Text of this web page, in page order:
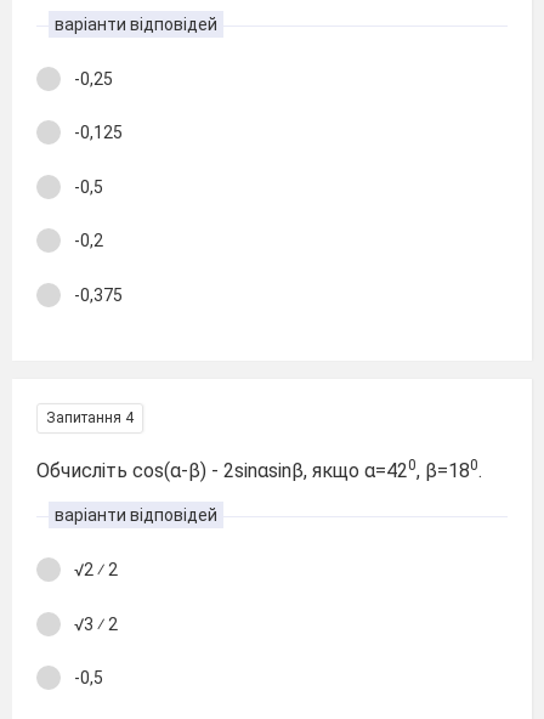
варіанти відповідей
-0,25
-0,125
-0,5
-0,2
-0,375
Запитання 4
Обчисліть cos(α-β) - 2sinαsinβ, якщо α=420, β=180.
варіанти відповідей
√2 ⁄ 2
√3 ⁄ 2
-0,5